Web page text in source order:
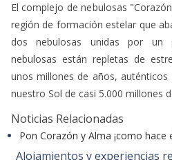
El complejo de nebulosas
región de formación estelar que
dos nebulosas unidas por un
nebulosas están repletas de
unos millones de años,
nuestro Sol de casi 5.000 millones
Noticias Relacionadas
Pon Corazón y Alma ¡como hace
Alojamientos y experiencias